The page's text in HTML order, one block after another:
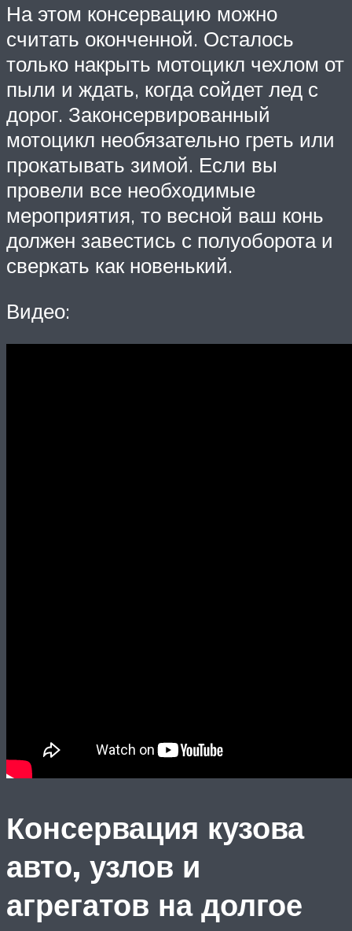
На этом консервацию можно
считать оконченной. Осталось
только накрыть мотоцикл чехлом от
пыли и ждать, когда сойдет лед с
дорог. Законсервированный
мотоцикл необязательно греть или
прокатывать зимой. Если вы
провели все необходимые
мероприятия, то весной ваш конь
должен завестись с полуоборота и
сверкать как новенький.
Видео:
Консервация кузова
авто, узлов и
агрегатов на долгое